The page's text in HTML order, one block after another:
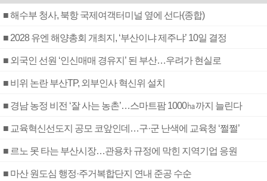
■ 해수부 청사, 북항 국제여객터미널 옆에 선다(종합)
■ 2028 유엔 해양총회 개최지, ‘부산이냐 제주냐’ 10일 결정
■ 외국인 선원 ‘인신매매 경유지’ 된 부산…우려가 현실로
■ 비위 논란 부산TP, 외부인사 혁신위 설치
■ 경남 농정 비전 ‘잘 사는 농촌’…스마트팜 1000㏊까지 늘린다
■ 교육혁신선도지 공모 코앞인데…구·군 난색에 교육청 ‘쩔쩔’
■ 르노 못 타는 부산시장…관용차 규정에 막힌 지역기업 응원
■ 마산 원도심 행정·주거복합단지 연내 준공 수순